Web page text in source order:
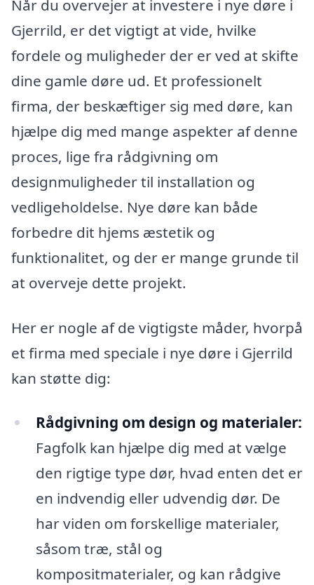
Når du overvejer at investere i nye døre i
Gjerrild, er det vigtigt at vide, hvilke
fordele og muligheder der er ved at skifte
dine gamle døre ud. Et professionelt
firma, der beskæftiger sig med døre, kan
hjælpe dig med mange aspekter af denne
proces, lige fra rådgivning om
designmuligheder til installation og
vedligeholdelse. Nye døre kan både
forbedre dit hjems æstetik og
funktionalitet, og der er mange grunde til
at overveje dette projekt.
Her er nogle af de vigtigste måder, hvorpå
et firma med speciale i nye døre i Gjerrild
kan støtte dig:
Rådgivning om design og materialer:
Fagfolk kan hjælpe dig med at vælge
den rigtige type dør, hvad enten det er
en indvendig eller udvendig dør. De
har viden om forskellige materialer,
såsom træ, stål og
kompositmaterialer, og kan rådgive